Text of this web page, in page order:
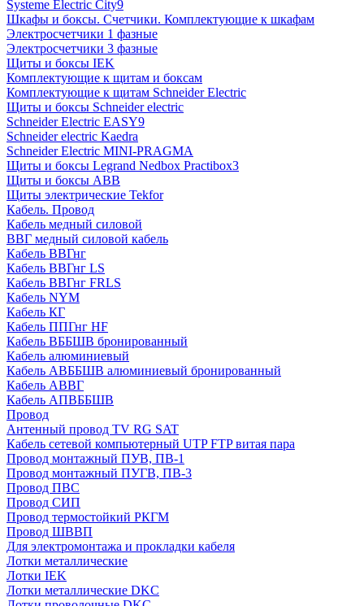
Systeme Electric City9
Шкафы и боксы. Счетчики. Комплектующие к шкафам
Электросчетчики 1 фазные
Электросчетчики 3 фазные
Щиты и боксы IEK
Комплектующие к щитам и боксам
Комплектующие к щитам Schneider Electric
Щиты и боксы Schneider electric
Schneider Electric EASY9
Schneider electric Kaedra
Schneider Electric MINI-PRAGMA
Щиты и боксы Legrand Nedbox Practibox3
Щиты и боксы ABB
Щиты электрические Tekfor
Кабель. Провод
Кабель медный силовой
ВВГ медный силовой кабель
Кабель ВВГнг
Кабель ВВГнг LS
Кабель ВВГнг FRLS
Кабель NYM
Кабель КГ
Кабель ППГнг HF
Кабель ВББШВ бронированный
Кабель алюминиевый
Кабель АВББШВ алюминиевый бронированный
Кабель АВВГ
Кабель АПВББШВ
Провод
Антенный провод TV RG SAT
Кабель сетевой компьютерный UTP FTP витая пара
Провод монтажный ПУВ, ПВ-1
Провод монтажный ПУГВ, ПВ-3
Провод ПВС
Провод СИП
Провод термостойкий РКГМ
Провод ШВВП
Для электромонтажа и прокладки кабеля
Лотки металлические
Лотки IEK
Лотки металлические DKC